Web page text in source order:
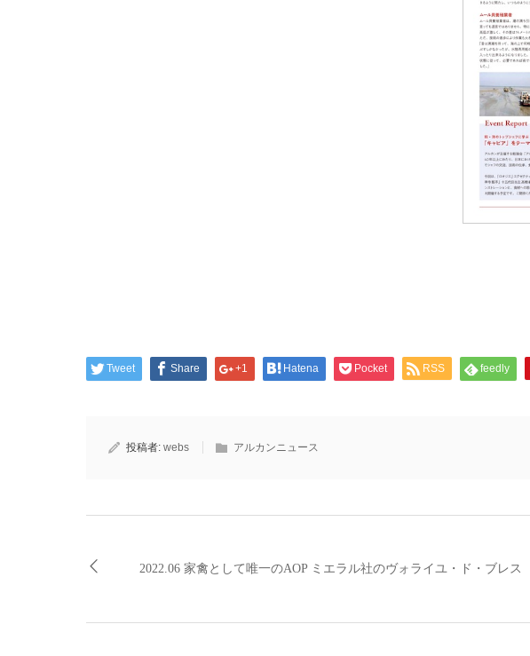
Tweet Share +1 Hatena Pocket RSS feedly
投稿者: webs アルカンニュース
2022.06 家禽として唯一のAOP ミエラル社のヴォライユ・ド・ブレス